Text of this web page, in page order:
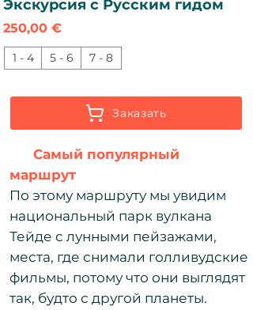
Экскурсия с Русским гидом
Цена
250,00 €
1 - 4 5 - 6 7 - 8
Заказать
Самый популярный
маршрут
По этому маршруту мы увидим
национальный парк вулкана
Тейде с лунными пейзажами,
места, где снимали голливудские
фильмы, потому что они выглядят
так, будто с другой планеты.​